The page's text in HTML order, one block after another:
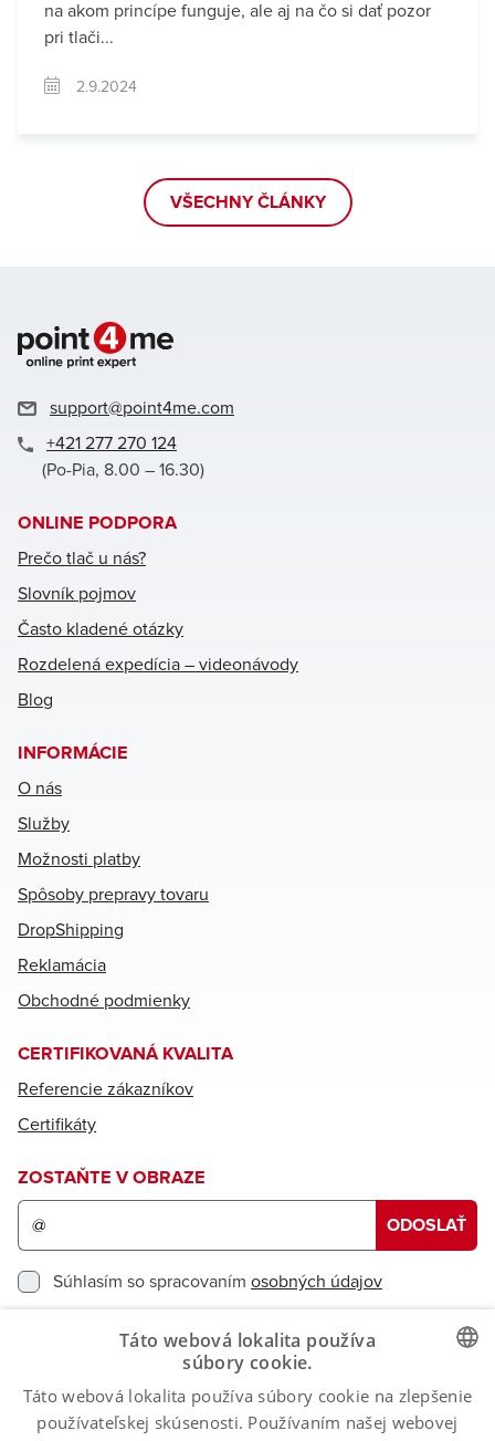
na akom princípe funguje, ale aj na čo si dať pozor
pri tlači...
2.9.2024
VŠECHNY ČLÁNKY
support@point4me.com
+421 277 270 124
(Po-Pia, 8.00 – 16.30)
ONLINE PODPORA
Prečo tlač u nás?
Slovník pojmov
Často kladené otázky
Rozdelená expedícia – videonávody
Blog
INFORMÁCIE
O nás
Služby
Možnosti platby
Spôsoby prepravy tovaru
DropShipping
Reklamácia
Obchodné podmienky
CERTIFIKOVANÁ KVALITA
Referencie zákazníkov
Certifikáty
ZOSTAŇTE V OBRAZE
Prihláste
na
ODOSLAŤ
Súhlasím so spracovaním osobných údajov
CERTIFIKÁTY
CZECH
SLOVAK
Táto webová lokalita používa
súbory cookie.
Táto webová lokalita používa súbory cookie na zlepšenie
používateľskej skúsenosti. Používaním našej webovej